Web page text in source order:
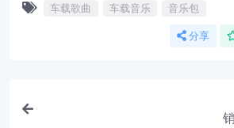
车载歌曲 车载音乐 音乐包
分享